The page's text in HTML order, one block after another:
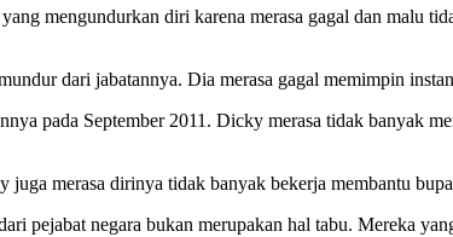
mengundurkan diri karena merasa gagal dan malu
dari jabatannya. Dia merasa gagal memimpin
pada September 2011. Dicky merasa tidak banyak
merasa dirinya tidak banyak bekerja membantu
pejabat negara bukan merupakan hal tabu. Mereka